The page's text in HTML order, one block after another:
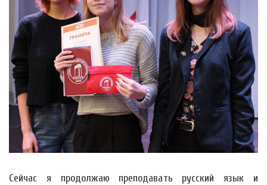
Сейчас я продолжаю преподавать русский язык и